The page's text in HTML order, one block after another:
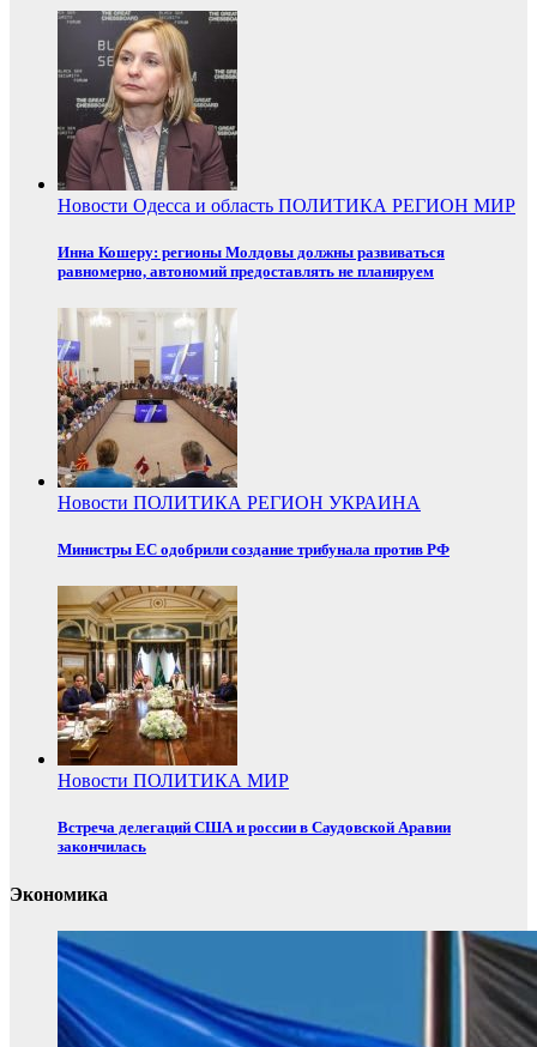
Новости Одесса и область ПОЛИТИКА РЕГИОН МИР
Инна Кошеру: регионы Молдовы должны развиваться
равномерно, автономий предоставлять не планируем
Новости ПОЛИТИКА РЕГИОН УКРАИНА
Министры ЕС одобрили создание трибунала против РФ
Новости ПОЛИТИКА МИР
Встреча делегаций США и россии в Саудовской Аравии
закончилась
Экономика